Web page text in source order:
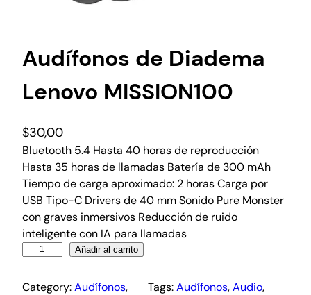
Audífonos de Diadema
Lenovo MISSION100
$30,00
Bluetooth 5.4 Hasta 40 horas de reproducción
Hasta 35 horas de llamadas Batería de 300 mAh
Tiempo de carga aproximado: 2 horas Carga por
USB Tipo-C Drivers de 40 mm Sonido Pure Monster
con graves inmersivos Reducción de ruido
inteligente con IA para llamadas
Añadir al carrito
Category:Audífonos Tags:Audífonos, Audio,